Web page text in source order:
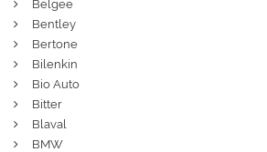
Belgee
Bentley
Bertone
Bilenkin
Bio Auto
Bitter
Blaval
BMW